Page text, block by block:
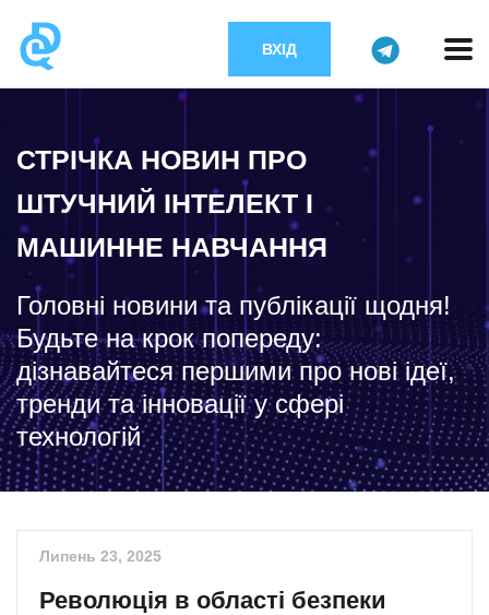
ВХІД
СТРІЧКА НОВИН ПРО
ШТУЧНИЙ ІНТЕЛЕКТ І
МАШИННЕ НАВЧАННЯ
Головні новини та публікації щодня!
Будьте на крок попереду:
дізнавайтеся першими про нові ідеї,
тренди та інновації у сфері
технологій
Липень 23, 2025
Революція в області безпеки